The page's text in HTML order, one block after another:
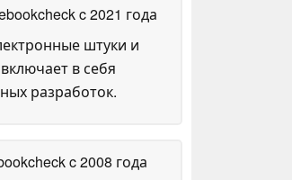
c 2021 года
штуки и
в себя
разработок.
c 2008 года